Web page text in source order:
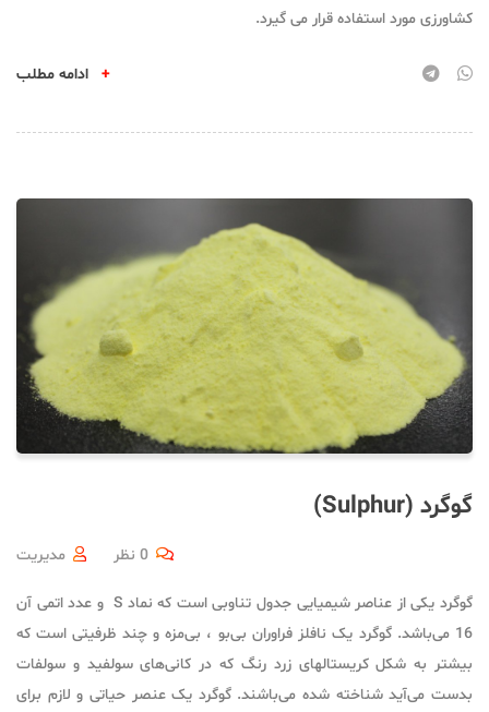
کشاورزی مورد استفاده قرار می گیرد.
+
گوگرد (Sulphur)
مدیریت 0 نظر
گوگرد یکی از عناصر شیمیایی جدول تناوبی است که نماد S و عدد اتمی آن
16 می‌باشد. گوگرد یک نافلز فراوران بی‌بو ، بی‌مزه و چند ظرفیتی است که
بیشتر به شکل کریستالهای زرد رنگ که در کانی‌های سولفید و سولفات
بدست می‌آید شناخته شده می‌باشند. گوگرد یک عنصر حیاتی و لازم برای